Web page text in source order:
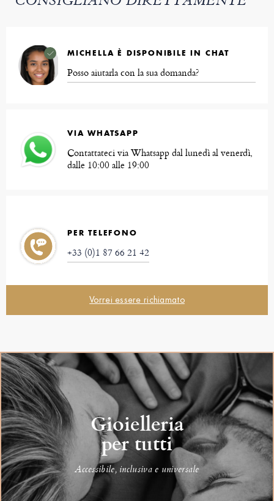
MICHELLA È DISPONIBILE IN CHAT
Posso aiutarla con la sua domanda?
VIA WHATSAPP
Contattateci via Whatsapp dal lunedì al venerdì,
dalle 10:00 alle 19:00
PER TELEFONO
+33 (0)1 87 66 21 42
Vorrei essere richiamato
Gioielleria
per tutti
Accessibile, inclusiva e universale